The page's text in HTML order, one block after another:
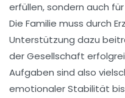
erfüllen, sondern auch
Die Familie muss durch
Unterstützung dazu
der Gesellschaft
Aufgaben sind also
emotionaler Stabilität bis